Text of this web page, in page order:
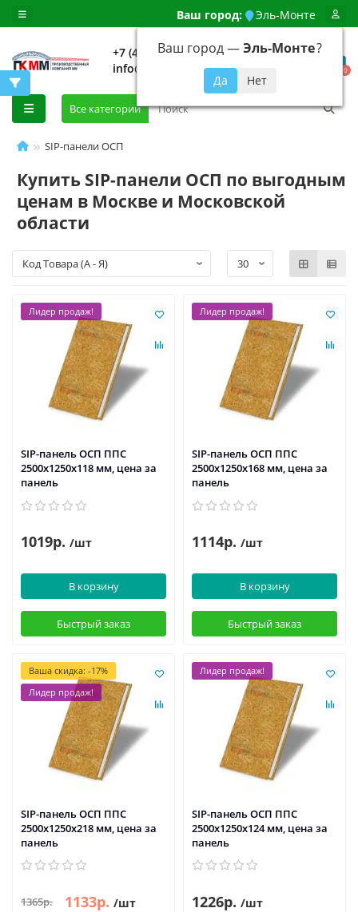
Ваш город: Эль-Монте
Ваш город —Эль-Монте?
+7 (499) 648-92-94
info@evroshtaketnikmoskva.ru
0
Все категории
SIP-панели ОСП
Купить SIP-панели ОСП по выгодным
ценам в Москве и Московской
области
Лидер продаж!
SIP-панель ОСП ППС
2500х1250х118 мм, цена за
панель
1019р. /шт
В корзину
Быстрый заказ
Лидер продаж!
SIP-панель ОСП ППС
2500х1250х168 мм, цена за
панель
1114р. /шт
В корзину
Быстрый заказ
Ваша скидка: -17%
Лидер продаж!
SIP-панель ОСП ППС
2500х1250х218 мм, цена за
панель
1365р. 1133р. /шт
Лидер продаж!
SIP-панель ОСП ППС
2500х1250х124 мм, цена за
панель
1226р. /шт